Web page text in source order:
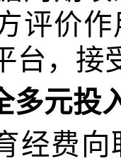
评价
台，接
多元投
经费